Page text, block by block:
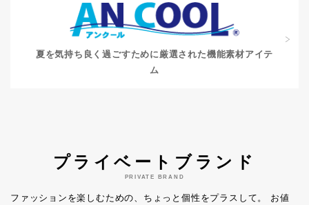
夏を気持ち良く過ごすために 厳選された機能素材アイテ
ム
プライベートブランド
PRIVATE BRAND
ファッションを楽しむための、ちょっと個性をプラスして。
お値